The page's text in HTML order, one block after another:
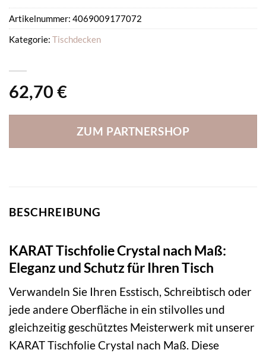
62,70 €
ZUM PARTNERSHOP
Artikelnummer: 4069009177072
Kategorie: Tischdecken
BESCHREIBUNG
KARAT Tischfolie Crystal nach Maß:
Eleganz und Schutz für Ihren Tisch
Verwandeln Sie Ihren Esstisch, Schreibtisch oder
jede andere Oberfläche in ein stilvolles und
gleichzeitig geschütztes Meisterwerk mit unserer
KARAT Tischfolie Crystal nach Maß. Diese